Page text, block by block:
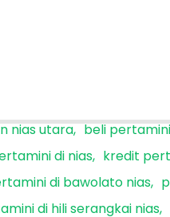
nias utara beli
di nias kredit
di bawolato nias
di hili serangkai nias